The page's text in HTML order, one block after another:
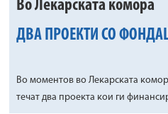
Во Лекарската комора
ДВА ПРОЕКТИ СО
Во моментов во Лекарската
течат два проекта кои ги